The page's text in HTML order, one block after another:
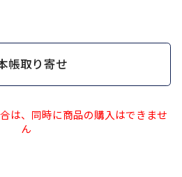
帳取り寄せ
は、同時に商品の購入はできませ
ん